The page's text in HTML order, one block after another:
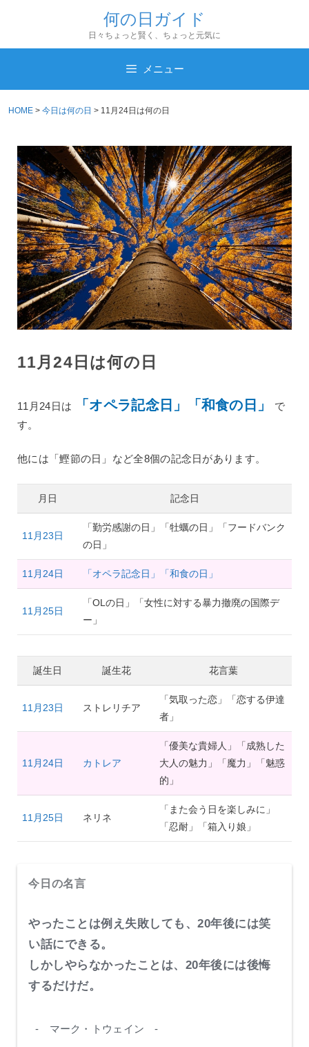
テ
何の日ガイド
日々ちょっと賢く、ちょっと元気に
メニュー
HOME > 今日は何の日 > 11月24日は何の日
11月24日は何の日
11月24日は 「オペラ記念日」「和食の日」
で
す。
他には「鰹節の日」など全8個の記念日があります。
月日 記念日
11月23日
「勤労感謝の日」「牡蠣の日」「フードバンク
の日」
11月24日 「オペラ記念日」「和食の日」
11月25日
「OLの日」「女性に対する暴力撤廃の国際デ
ー」
誕生日 誕生花 花言葉
11月23日 ストレリチア
「気取った恋」「恋する伊達
者」
11月24日 カトレア
「優美な貴婦人」「成熟した
大人の魅力」「魔力」「魅惑
的」
11月25日 ネリネ
「また会う日を楽しみに」
「忍耐」「箱入り娘」
今日の名言
やったことは例え失敗しても、20年後には笑
い話にできる。
しかしやらなかったことは、20年後には後悔
するだけだ。
- マーク・トウェイン -